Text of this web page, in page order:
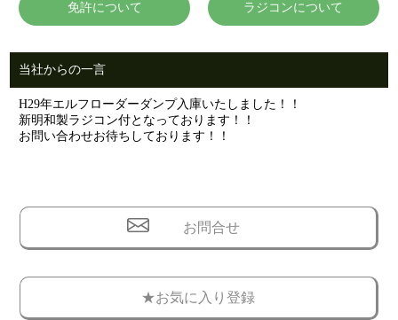
免許について ラジコンについて
当社からの一言
H29年エルフローダーダンプ入庫いたしました！！
新明和製ラジコン付となっております！！
お問い合わせお待ちしております！！
お問合せ
★お気に入り登録